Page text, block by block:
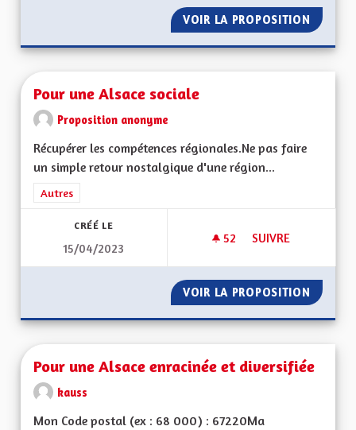
VOIR LA PROPOSITION
Pour une Alsace sociale
Proposition anonyme
Récupérer les compétences régionales.Ne pas faire
un simple retour nostalgique d'une région...
Filtrer les résultats de la catégorie : Autres
Autres
CRÉÉ LE
15/04/2023
52 52 ABONNÉS
SUIVRE
VOIR LA PROPOSITION POUR
Pour une Alsace enracinée et diversifiée
kauss
Mon Code postal (ex : 68 000) : 67220Ma